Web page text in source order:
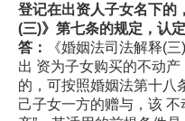
登记在出资人子女名下的
(三)》第七条的规定，认
答：
《婚姻法司法解释(
出 资为子女购买的不动
的，可按照婚姻法第十八
己子女一方的赠与，该